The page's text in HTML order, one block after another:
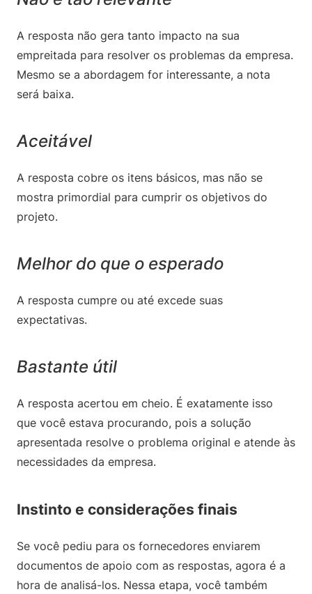
A resposta não gera tanto impacto na sua
empreitada para resolver os problemas da empresa.
Mesmo se a abordagem for interessante, a nota
será baixa.
Aceitável
A resposta cobre os itens básicos, mas não se
mostra primordial para cumprir os objetivos do
projeto.
Melhor do que o esperado
A resposta cumpre ou até excede suas
expectativas.
Bastante útil
A resposta acertou em cheio. É exatamente isso
que você estava procurando, pois a solução
apresentada resolve o problema original e atende às
necessidades da empresa.
Instinto e considerações finais
Se você pediu para os fornecedores enviarem
documentos de apoio com as respostas, agora é a
hora de analisá-los. Nessa etapa, você também